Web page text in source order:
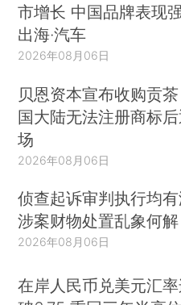
市增长 中国品牌表现
出海·汽车
2026年08月06日
贝恩资本宣布收购贡
国大陆无法注册商标
场
2026年08月06日
侦查起诉审判执行均
涉案财物处置乱象何解
2026年08月06日
在岸人民币兑美元汇